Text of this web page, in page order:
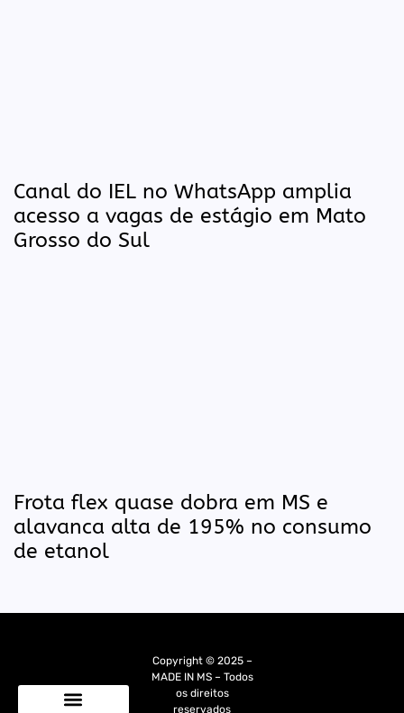
Canal do IEL no WhatsApp amplia
acesso a vagas de estágio em Mato
Grosso do Sul
Frota flex quase dobra em MS e
alavanca alta de 195% no consumo
de etanol
Copyright © 2025 –
MADE IN MS – Todos
os direitos
reservados